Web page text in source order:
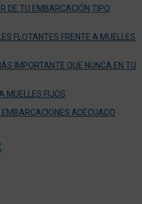
DE TU EMBARCACIÓN TIPO
FLOTANTES FRENTE A MUELLES
IMPORTANTE QUE NUNCA EN TU
MUELLES FIJOS
EMBARCACIONES ADECUADO